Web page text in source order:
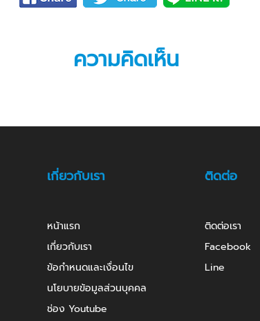
ความคิดเห็น
เกี่ยวกับเรา
หน้าแรก
เกี่ยวกับเรา
ข้อกำหนดและเงื่อนไข
นโยบายข้อมูลส่วนบุคคล
ช่อง Youtube
ติดต่อ
ติดต่อเรา
Facebook
Line